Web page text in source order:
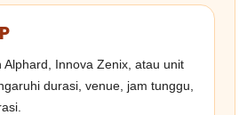
Alphard, Innova Zenix, atau unit
durasi, venue, jam tunggu,